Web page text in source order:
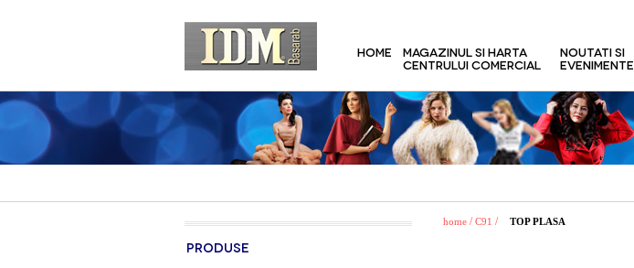
HOME
MAGAZINUL SI HARTA
CENTRULUI COMERCIAL
NOUTATI SI
EVENIMENTE
PRODUSE
home / C91 / TOP PLASA